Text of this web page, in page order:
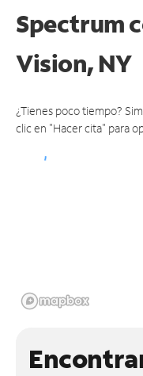
Spectrum
Vision, NY
¿Tienes poco tiempo?
clic en "Hacer cita" para